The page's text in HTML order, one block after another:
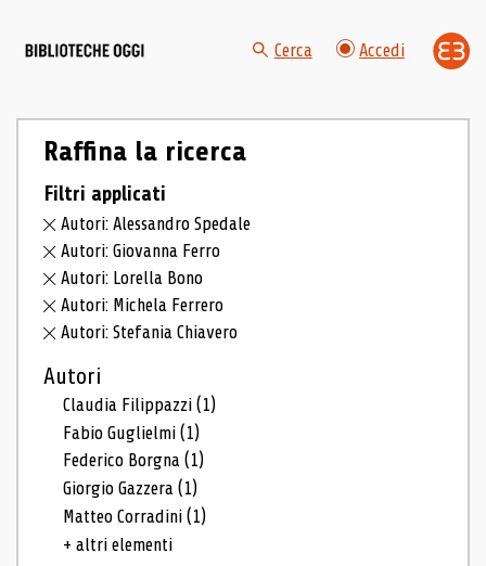
Cerca Accedi
Raffina la ricerca
Filtri applicati
Autori: Alessandro Spedale
Autori: Giovanna Ferro
Autori: Lorella Bono
Autori: Michela Ferrero
Autori: Stefania Chiavero
Autori
Claudia Filippazzi(1)
Fabio Guglielmi(1)
Federico Borgna(1)
Giorgio Gazzera(1)
Matteo Corradini(1)
+ altri elementi